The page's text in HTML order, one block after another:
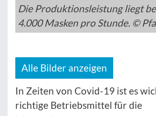
Die Produktionsleistung liegt
4.000 Masken pro Stunde. ©
Alle Bilder anzeigen
In Zeiten von Covid-19 ist es
richtige Betriebsmittel für die